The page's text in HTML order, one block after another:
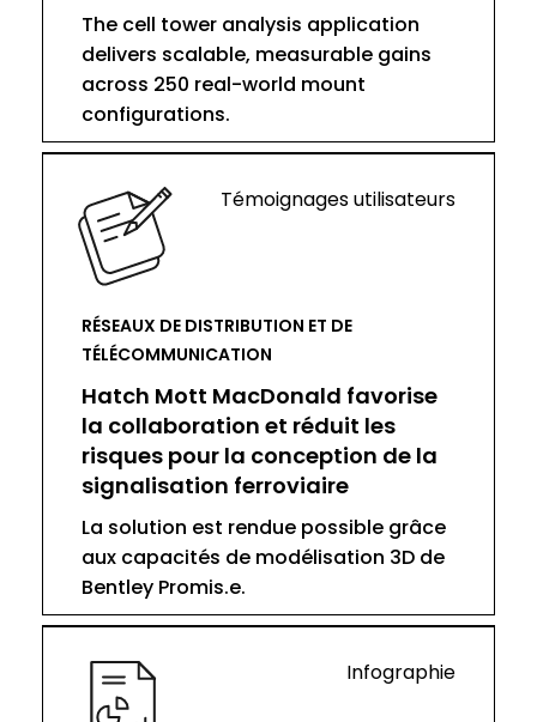
The cell tower analysis application
delivers scalable, measurable gains
across 250 real-world mount
configurations.
Témoignages utilisateurs
RÉSEAUX DE DISTRIBUTION ET DE
TÉLÉCOMMUNICATION
Hatch Mott MacDonald favorise
la collaboration et réduit les
risques pour la conception de la
signalisation ferroviaire
La solution est rendue possible grâce
aux capacités de modélisation 3D de
Bentley Promis.e.
Infographie